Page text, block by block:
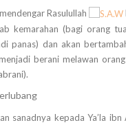
Rasulullah
kemarahan (bagi orang
panas) dan akan
berani melawan
sanadnya kepada Ya’la